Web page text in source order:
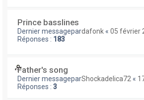
Prince basslines
Dernier messagepardafonk « 05 février
Réponses : 183
Father's song
Dernier messageparShockadelica72 «
Réponses : 3